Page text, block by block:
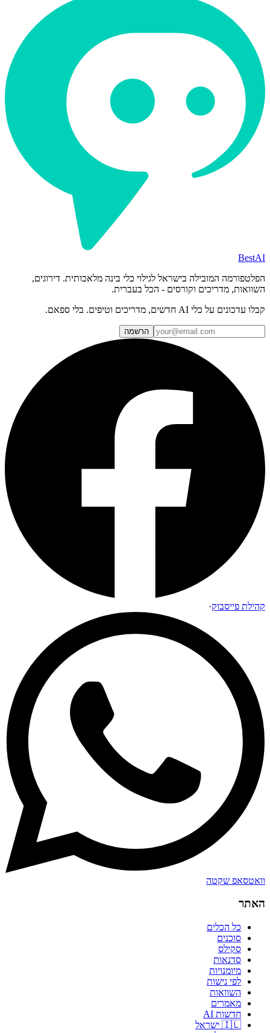
BestAI
הפלטפורמה המובילה בישראל לגילוי כלי בינה מלאכותית. דירוגים,
השוואות, מדריכים וקורסים - הכל בעברית.
קבלו עדכונים על כלי AI חדשים, מדריכים וטיפים. בלי ספאם.
הרשמה
קהילת פייסבוק·
וואטסאפ שקטה
האתר
כל הכלים
סוכנים
סקילס
סדנאות
מיומנויות
לפי נישות
השוואות
מאמרים
חדשות AI
🇮🇱 ישראל